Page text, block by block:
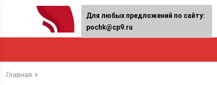
Главная
Для любых предложений по сайту:
pochk@cp9.ru